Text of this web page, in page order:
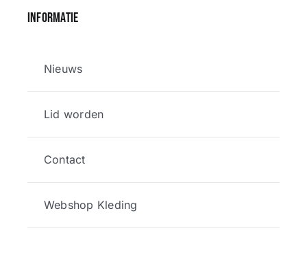
Informatie
Nieuws
Lid worden
Contact
Webshop Kleding